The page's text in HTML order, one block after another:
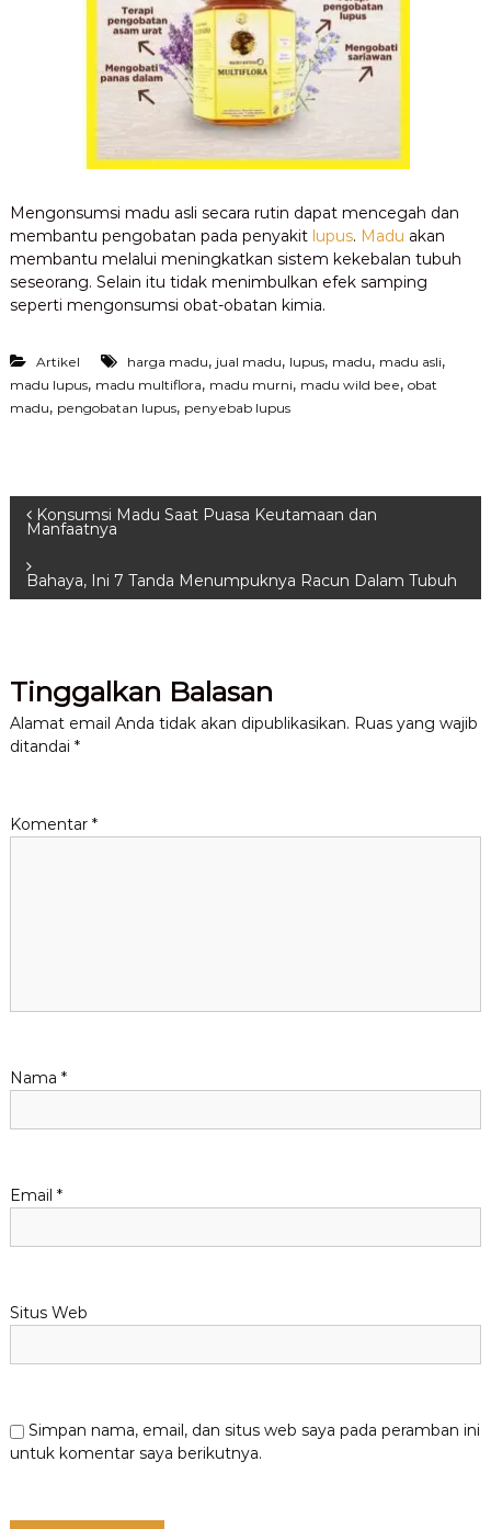
Mengonsumsi madu asli secara rutin dapat mencegah dan
membantu pengobatan pada penyakit lupus. Madu akan
membantu melalui meningkatkan sistem kekebalan tubuh
seseorang. Selain itu tidak menimbulkan efek samping
seperti mengonsumsi obat-obatan kimia.
Artikel harga madu, jual madu, lupus, madu, madu asli,
madu lupus, madu multiflora, madu murni, madu wild bee, obat
madu, pengobatan lupus, penyebab lupus
N
a
g
s
s
Konsumsi Madu Saat Puasa Keutamaan dan
Manfaatnya
Bahaya, Ini 7 Tanda Menumpuknya Racun Dalam Tubuh
Tinggalkan Balasan
Alamat email Anda tidak akan dipublikasikan. Ruas yang wajib
ditandai *
Komentar *
Nama *
Email *
Situs Web
Simpan nama, email, dan situs web saya pada peramban ini
untuk komentar saya berikutnya.